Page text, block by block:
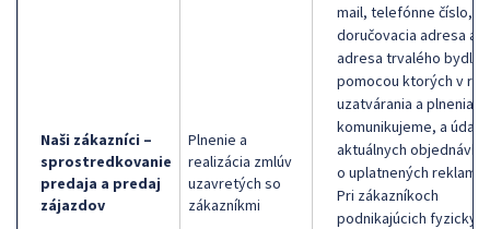
Naši zákazníci –
sprostredkovanie
predaja a predaj
zájazdov
Plnenie a
realizácia zmlúv
uzavretých so
zákazníkmi
mail, telefónne číslo,
doručovacia adresa
adresa trvalého
pomocou ktorých v
uzatvárania a plnenia
komunikujeme, a údaje
aktuálnych
o uplatnených
Pri zákazníkoch
podnikajúcich